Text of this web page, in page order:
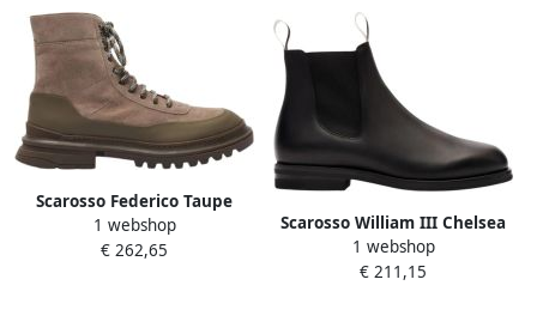
Scarosso Federico Taupe
Suède Brown Heren
1 webshop
€ 262,65
Scarosso William III Chelsea
Laarzen Black Heren
1 webshop
€ 211,15